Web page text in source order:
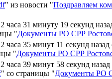
" из новости "Поздравляем
часа 31 минуту 19 секунд
"Документы РО СРР
часа 35 минут 11 секунд назад
"Документы РО СРР
часа 39 минут 58 секунд
" со страницы "Документы РО